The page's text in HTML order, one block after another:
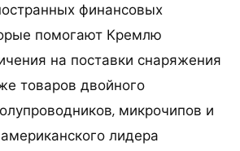
финансовых
помогают Кремлю
на поставки снаряжения
товаров двойного
микрочипов и
лидера